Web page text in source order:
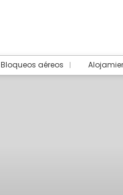
Bloqueos aéreos